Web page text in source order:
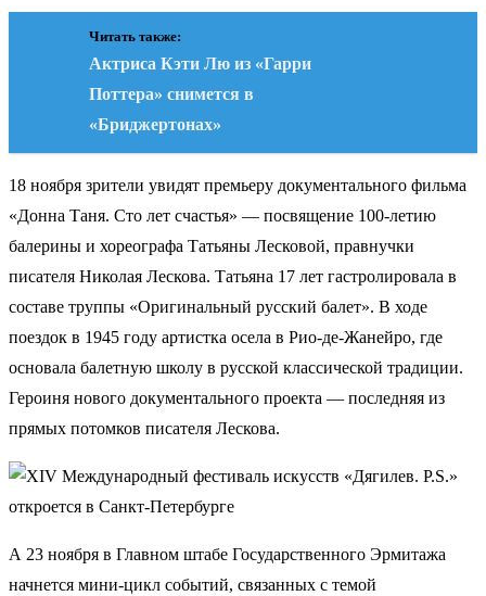
Читать также:
Актриса Кэти Лю из «Гарри
Поттера» снимется в
«Бриджертонах»
18 ноября зрители увидят премьеру документального фильма
«Донна Таня. Сто лет счастья» — посвящение 100-летию
балерины и хореографа Татьяны Лесковой, правнучки
писателя Николая Лескова. Татьяна 17 лет гастролировала в
составе труппы «Оригинальный русский балет». В ходе
поездок в 1945 году артистка осела в Рио-де-Жанейро, где
основала балетную школу в русской классической традиции.
Героиня нового документального проекта — последняя из
прямых потомков писателя Лескова.
А 23 ноября в Главном штабе Государственного Эрмитажа
начнется мини-цикл событий, связанных с темой